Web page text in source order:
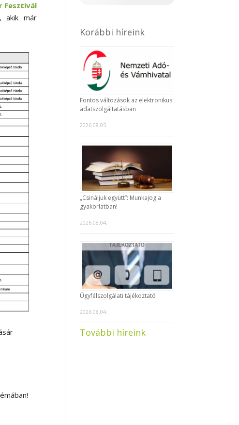
Fesztivál
akik már
Korábbi híreink
Fontos változások az elektronikus
adatszolgáltatásban
2026.08.05.
„Csináljuk együtt”: Munkajog a
gyakorlatban!
2026.08.04.
Ügyfélszolgálati tájékoztató
2026.08.04.
További híreink